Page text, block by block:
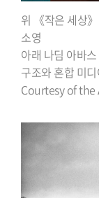
위 《작은 세상
소영
아래 나딤 아바
구조와 혼합 미
Courtesy of